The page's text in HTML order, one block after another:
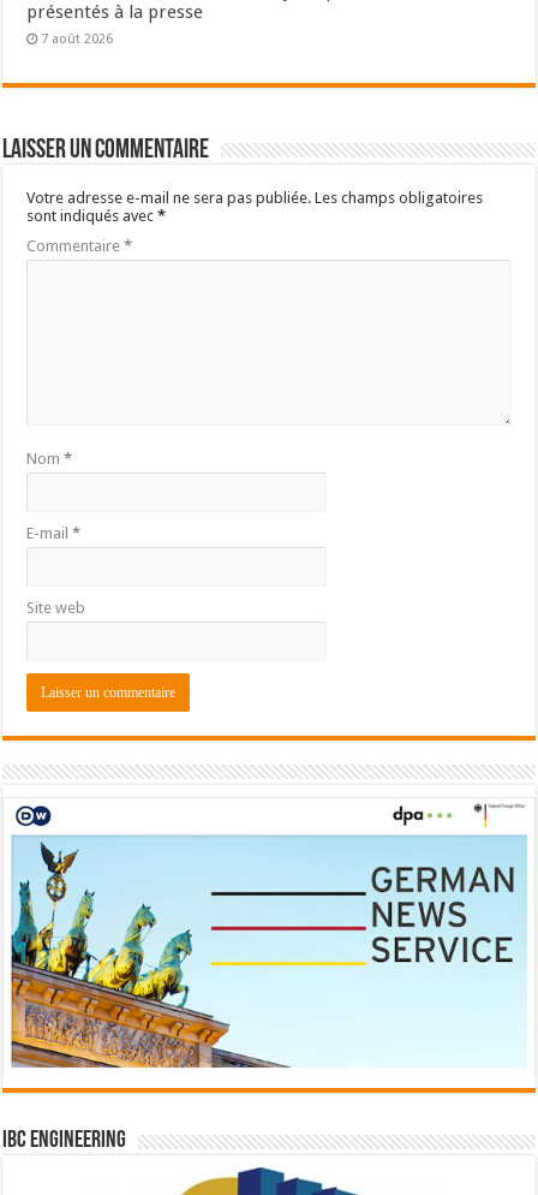
présentés à la presse
7 août 2026
Laisser un commentaire
Votre adresse e-mail ne sera pas publiée. Les champs obligatoires
sont indiqués avec*
Commentaire*
Nom*
E-mail*
Site web
IBC Engineering